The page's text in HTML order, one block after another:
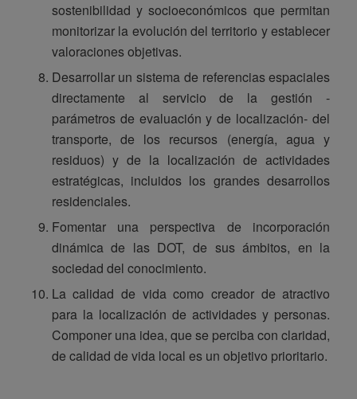
sostenibilidad y socioeconómicos que permitan
monitorizar la evolución del territorio y establecer
valoraciones objetivas.
Desarrollar un sistema de referencias espaciales
directamente al servicio de la gestión -
parámetros de evaluación y de localización- del
transporte, de los recursos (energía, agua y
residuos) y de la localización de actividades
estratégicas, incluidos los grandes desarrollos
residenciales.
Fomentar una perspectiva de incorporación
dinámica de las DOT, de sus ámbitos, en la
sociedad del conocimiento.
La calidad de vida como creador de atractivo
para la localización de actividades y personas.
Componer una idea, que se perciba con claridad,
de calidad de vida local es un objetivo prioritario.